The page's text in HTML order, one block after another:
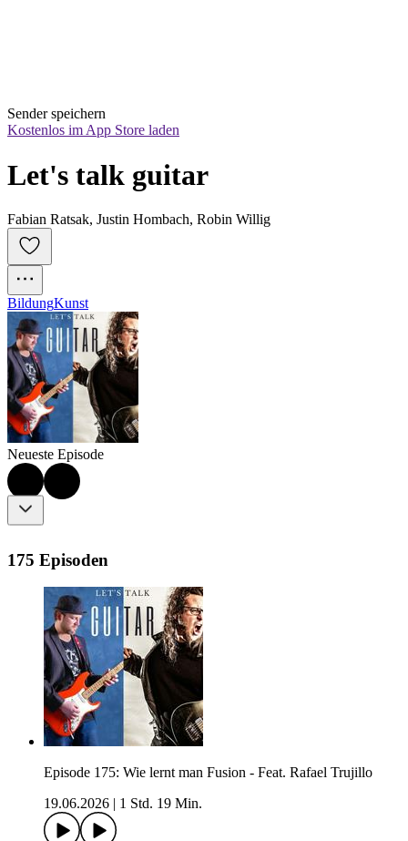
Sender speichern
Kostenlos im App Store laden
Let's talk guitar
Fabian Ratsak, Justin Hombach, Robin Willig
BildungKunst
Neueste Episode
175 Episoden
Episode 175: Wie lernt man Fusion - Feat. Rafael Trujillo
19.06.2026
1 Std. 19 Min.